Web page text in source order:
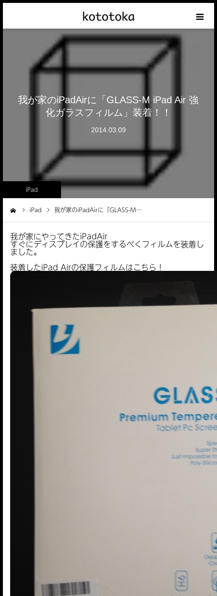
我が家のiPadAirに「GLASS-M iPad Air 強
化ガラスフィルム」装着！！
2014.03.09
iPad
iPad 我が家のiPadAirに「GLASS-M…
我が家にやってきたiPadAir
すぐにディスプレイの保護をするべくフィルムを装着し
ました。
装着したiPad Airの保護フィルムはこちら！
Appleの話
クレジットカードの話
iPhoneの話
テーマリスト